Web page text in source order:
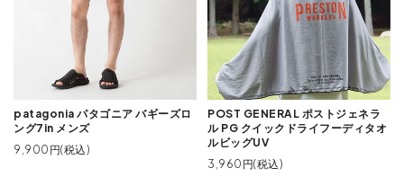
patagonia パタゴニア バギーズロ
ング7in メンズ
9,900円(税込)
POST GENERAL ポストジェネラ
ル PG クイックドライフーディタオ
ルビッグUV
3,960円(税込)